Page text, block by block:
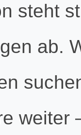
steht
ab.
weiter